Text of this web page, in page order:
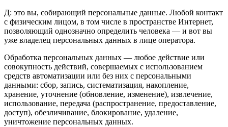
Д: это вы, собирающий персональные данные. Любой контакт
с физическим лицом, в том числе в пространстве Интернет,
позволяющий однозначно определить человека — и вот вы
уже владелец персональных данных в лице оператора.
Обработка персональных данных — любое действие или
совокупность действий, совершаемых с использованием
средств автоматизации или без них с персональными
данными: сбор, запись, систематизация, накопление,
хранение, уточнение (обновление, изменение), извлечение,
использование, передача (распространение, предоставление,
доступ), обезличивание, блокирование, удаление,
уничтожение персональных данных.